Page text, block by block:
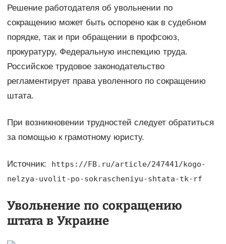
Решение работодателя об увольнении по
сокращению может быть оспорено как в судебном
порядке, так и при обращении в профсоюз,
прокуратуру, Федеральную инспекцию труда.
Российское трудовое законодательство
регламентирует права уволенного по сокращению
штата.
При возникновении трудностей следует обратиться
за помощью к грамотному юристу.
Источник:
https://FB.ru/article/247441/kogo-
nelzya-uvolit-po-sokrascheniyu-shtata-tk-rf
Увольнение по сокращению
штата в Украине